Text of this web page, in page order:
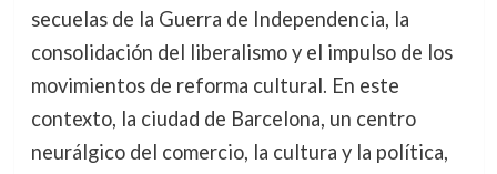
secuelas de la Guerra de Independencia, la
consolidación del liberalismo y el impulso de los
movimientos de reforma cultural. En este
contexto, la ciudad de Barcelona, un centro
neurálgico del comercio, la cultura y la política,